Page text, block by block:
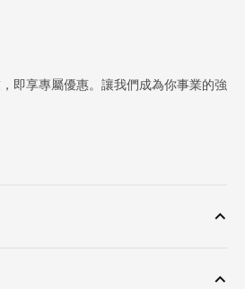
即享專屬優惠。讓我們成為你事業的強